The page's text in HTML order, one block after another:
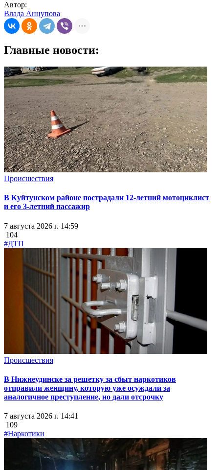
Автор:
Влада Анцупова
Главные новости:
Происшествия
В Куйтунском районе пострадали 12-летний мотоциклист
и его 3-летний пассажир
7 августа 2026 г. 14:59
104
#ДТП
Происшествия
В Нижнеудинске за решетку за сбыт наркотиков
отправили женщину, которую уже осуждали за
аналогичное преступление, но дали отсрочку
7 августа 2026 г. 14:41
109
#Наркотики